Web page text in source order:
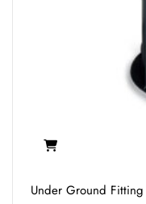
Under Ground Fitting